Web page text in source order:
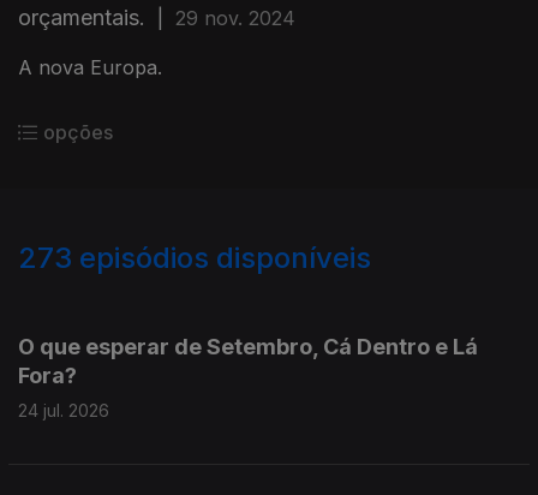
orçamentais.
29 nov. 2024
A nova Europa.
opções
273 episódios disponíveis
O que esperar de Setembro, Cá Dentro e Lá
Fora?
24 jul. 2026